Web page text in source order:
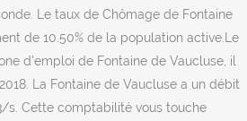
Le taux de Chômage de Fontaine
de 10.50% de la population active.Le
d'emploi de Fontaine de Vaucluse, il
La Fontaine de Vaucluse a un débit
s. Cette comptabilité vous touche